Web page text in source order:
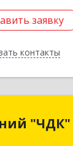
заявку
контакты
заявку
Назад
"ЧДК"